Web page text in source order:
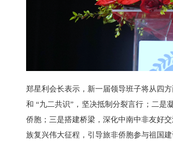
郑星利会长表示，新一届领导班子将从四
和 “九二共识”，坚决抵制分裂言行；二是
侨胞；三是搭建桥梁，深化中南中非友好
族复兴伟大征程，引导旅非侨胞参与祖国